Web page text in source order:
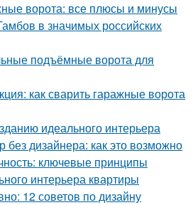
ворота: все плюсы и минусы
в значимых российских
подъёмные ворота для
как сварить гаражные ворота
идеального интерьера
без дизайнера: как это возможно
ключевые принципы
интерьера квартиры
12 советов по дизайну